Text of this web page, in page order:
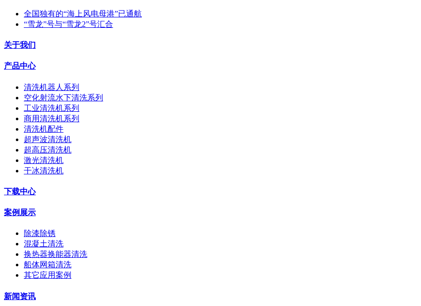
全国独有的“海上风电母港”已通航
“雪龙”号与“雪龙2”号汇合
关于我们
产品中心
清洗机器人系列
空化射流水下清洗系列
工业清洗机系列
商用清洗机系列
清洗机配件
超声波清洗机
超高压清洗机
激光清洗机
干冰清洗机
下载中心
案例展示
除漆除锈
混凝土清洗
换热器换能器清洗
船体网箱清洗
其它应用案例
新闻资讯